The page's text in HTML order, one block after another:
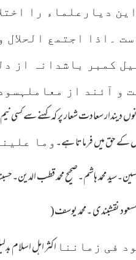
دیارعلماء را
۔اذا اجتمع
کمبر باشدانہ از
و آئند از
دیندار سعادت شعار پر کہ کہنے سے
کے حق میں فرماتا ہے۔ وما
محمد ہاشم۔صحیح محمد قطب
نقشبندی ۔محمد یوسف(
فی زماننا اکثر اہل اسلام